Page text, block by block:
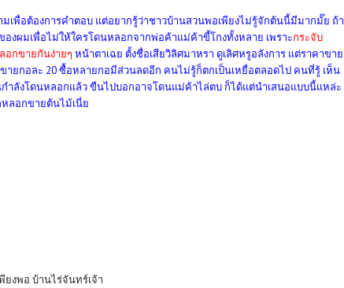
เพื่อต้องการคำตอบ แต่อยากรู้ว่าชาวบ้านสวนพอเพียงไม่รู้จักต้นนี้มีมากมั๊ย ถ้า
งผมเพื่อไม่ให้ใครโดนหลอกจากพ่อค้าแม่ค้าขี้โกงทั้งหลาย เพราะกระจับ
กขายกันง่ายๆ หน้าตาเฉย ตั้งชื่อเสียวิลิศมาหรา ดูเลิศหรูอลังการ แต่ราคาขาย
ยกอละ 20 ซื้อหลายกอมีส่วนลดอีก คนไม่รู้ก็ตกเป็นเหยื่อตลอดไป คนที่รู้ เห็น
ำลังโดนหลอกแล้ว ขืนไปบอกอาจโดนแม่ค้าไล่ตบ ก็ได้แต่นำเสนอแบบนี้แหล่ะ
ลอกขายต้นไม้เนี่ย
ยงพอ บ้านไร่จันทร์เจ้า